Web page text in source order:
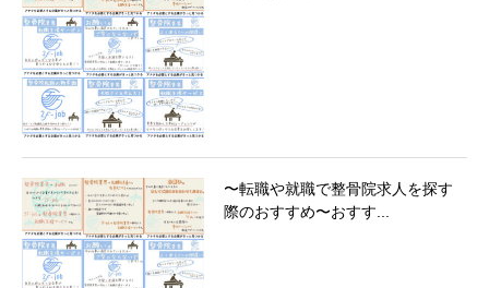
〜転職や就職で整骨院求人を探す
際のおすすめ〜おすす...